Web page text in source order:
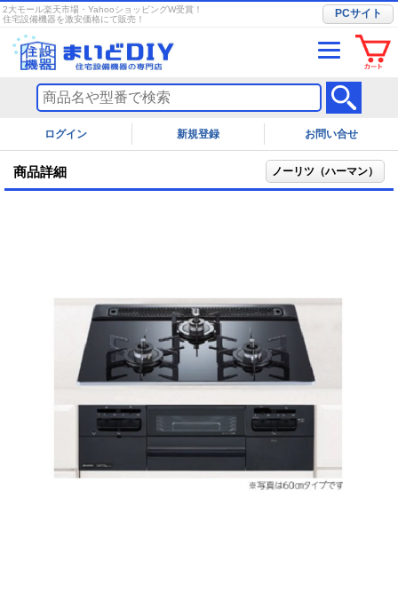
2大モール楽天市場・YahooショッピングW受賞！
住宅設備機器を激安価格にて販売！
PCサイト
ログイン お問い合せ
商品詳細 ノーリツ（ハーマン）